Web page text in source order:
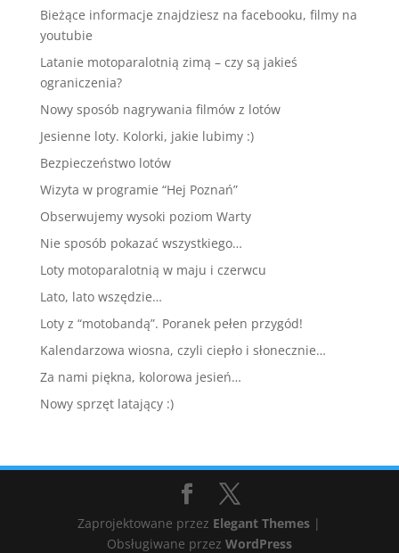
Bieżące informacje znajdziesz na facebooku, filmy na
youtubie
Latanie motoparalotnią zimą – czy są jakieś
ograniczenia?
Nowy sposób nagrywania filmów z lotów
Jesienne loty. Kolorki, jakie lubimy :)
Bezpieczeństwo lotów
Wizyta w programie “Hej Poznań”
Obserwujemy wysoki poziom Warty
Nie sposób pokazać wszystkiego…
Loty motoparalotnią w maju i czerwcu
Lato, lato wszędzie…
Loty z “motobandą”. Poranek pełen przygód!
Kalendarzowa wiosna, czyli ciepło i słonecznie…
Za nami piękna, kolorowa jesień…
Nowy sprzęt latający :)
Zaprojektowane przez Elegant Themes |
Obsługiwane przez WordPress